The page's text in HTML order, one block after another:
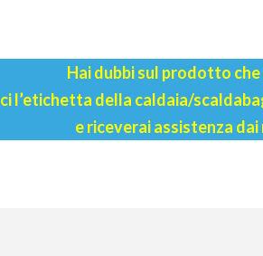
Hai dubbi sul prodotto
l’etichetta della caldaia/
e riceverai assistenza